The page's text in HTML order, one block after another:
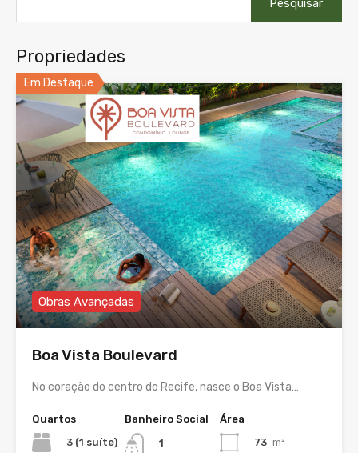
por:
Propriedades
Em Destaque
Obras Avançadas
Boa Vista Boulevard
No coração do centro do Recife, nasce o Boa Vista…
Quartos
3 (1 suíte)
Banheiro Social
1
Área
73 m²